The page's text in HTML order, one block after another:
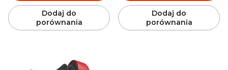
Dodaj do
porównania
Dodaj do
porównania